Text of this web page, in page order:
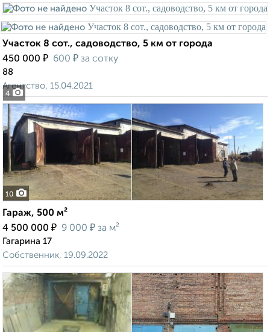
4
Участок 8 сот., садоводство, 5 км от города
450 000 ₽ 600 ₽ за сотку
88
Агентство, 15.04.2021
10
Гараж, 500 м²
4 500 000 ₽ 9 000 ₽ за м²
Гагарина 17
Собственник, 19.09.2022